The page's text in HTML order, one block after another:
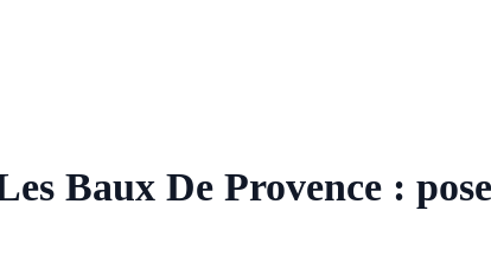
Baux De Provence :